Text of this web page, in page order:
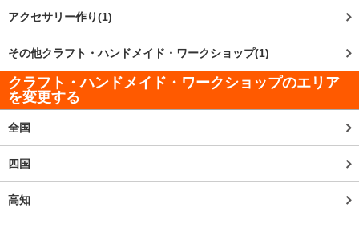
アクセサリー作り(1)
その他クラフト・ハンドメイド・ワークショップ(1)
クラフト・ハンドメイド・ワークショップのエリア
を変更する
全国
四国
高知